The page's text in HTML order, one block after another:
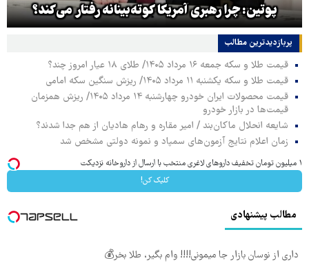
پوتین: چرا رهبری آمریکا کوته‌بینانه رفتار می‌کند؟
پربازدیدترین‌ مطالب
قیمت طلا و سکه جمعه ۱۶ مرداد ۱۴۰۵/ طلای ۱۸ عیار امروز چند؟
قیمت طلا و سکه یکشنبه ۱۱ مرداد ۱۴۰۵/ ریزش سنگین سکه امامی
قیمت محصولات ایران خودرو چهارشنبه ۱۴ مرداد ۱۴۰۵/ ریزش همزمان
قیمت‌ها در بازار خودرو
شایعه انحلال ماکان‌بند / امیر مقاره و رهام هادیان از هم جدا شدند؟
زمان اعلام نتایج آزمون‌های سمپاد و نمونه دولتی مشخص شد
۱ میلیون تومان تخفیف داروهای لاغری منتخب با ارسال از داروخانه نزدیکت
کلیک کن!
مطالب پیشنهادی
داری از نوسان بازار جا میمونی!!!! وام بگیر، طلا بخر💰